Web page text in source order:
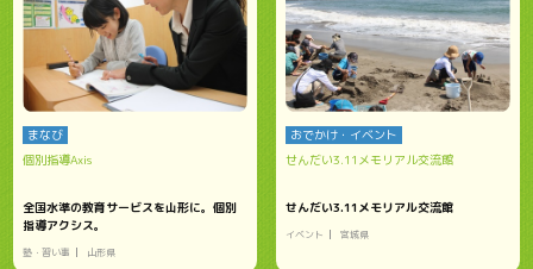
まなび
個別指導Axis
全国水準の教育サービスを山形に。個別
指導アクシス。
塾・習い事 山形県
おでかけ・イベント
せんだい3.11メモリアル交流館
せんだい3.11メモリアル交流館
イベント 宮城県